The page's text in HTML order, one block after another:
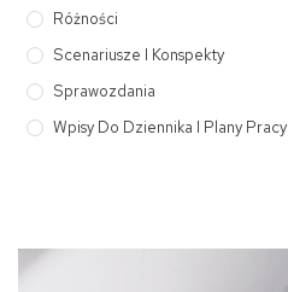
Różności
Scenariusze I Konspekty
Sprawozdania
Wpisy Do Dziennika I Plany Pracy